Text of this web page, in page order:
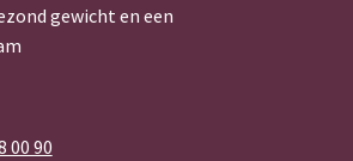
gewicht en een
00 90